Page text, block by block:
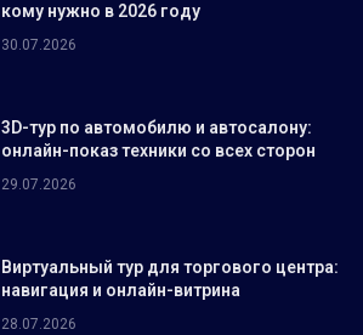
кому нужно в 2026 году
30.07.2026
3D-тур по автомобилю и автосалону:
онлайн-показ техники со всех сторон
29.07.2026
Виртуальный тур для торгового центра:
навигация и онлайн-витрина
28.07.2026